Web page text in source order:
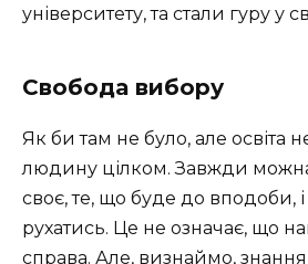
університету, та стали гуру у
Свобода вибору
Як би там не було, але освіта
людину цілком. Завжди
своє, те, що буде до вподоби,
рухатись. Це не означає, що
справа. Але, визнаймо,